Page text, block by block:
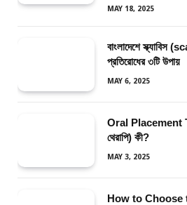
MAY 18, 2025
বাংলাদেশে স্ক্যাবিস
প্রতিরোধের ৩টি উপায়
MAY 6, 2025
Oral Placement
থেরাপি) কী?
MAY 3, 2025
How to Choose